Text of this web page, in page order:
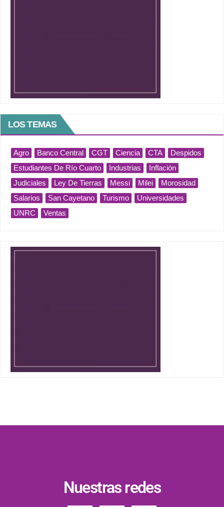
LOS TEMAS
Agro Banco Central CGT Ciencia CTA
Despidos
Estudiantes De Río Cuarto
Industrias
Inflación
Judiciales
Ley De Tierras Messi Milei
Morosidad
Salarios
San Cayetano Turismo
Universidades
UNRC
Ventas
Nuestras redes